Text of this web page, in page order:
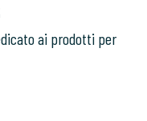
ai prodotti per